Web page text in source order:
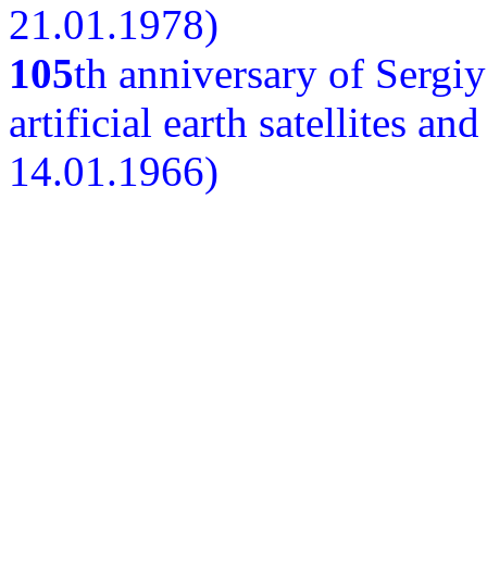
21.01.1978)
105th anniversary of
artificial earth satellites
14.01.1966)